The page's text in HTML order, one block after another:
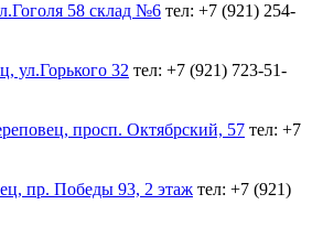
58 склад №6 тел: +7 (921) 254-
ул.Горького 32 тел: +7 (921) 723-51-
просп. Октябрский, 57 тел: +7
пр. Победы 93, 2 этаж тел: +7 (921)